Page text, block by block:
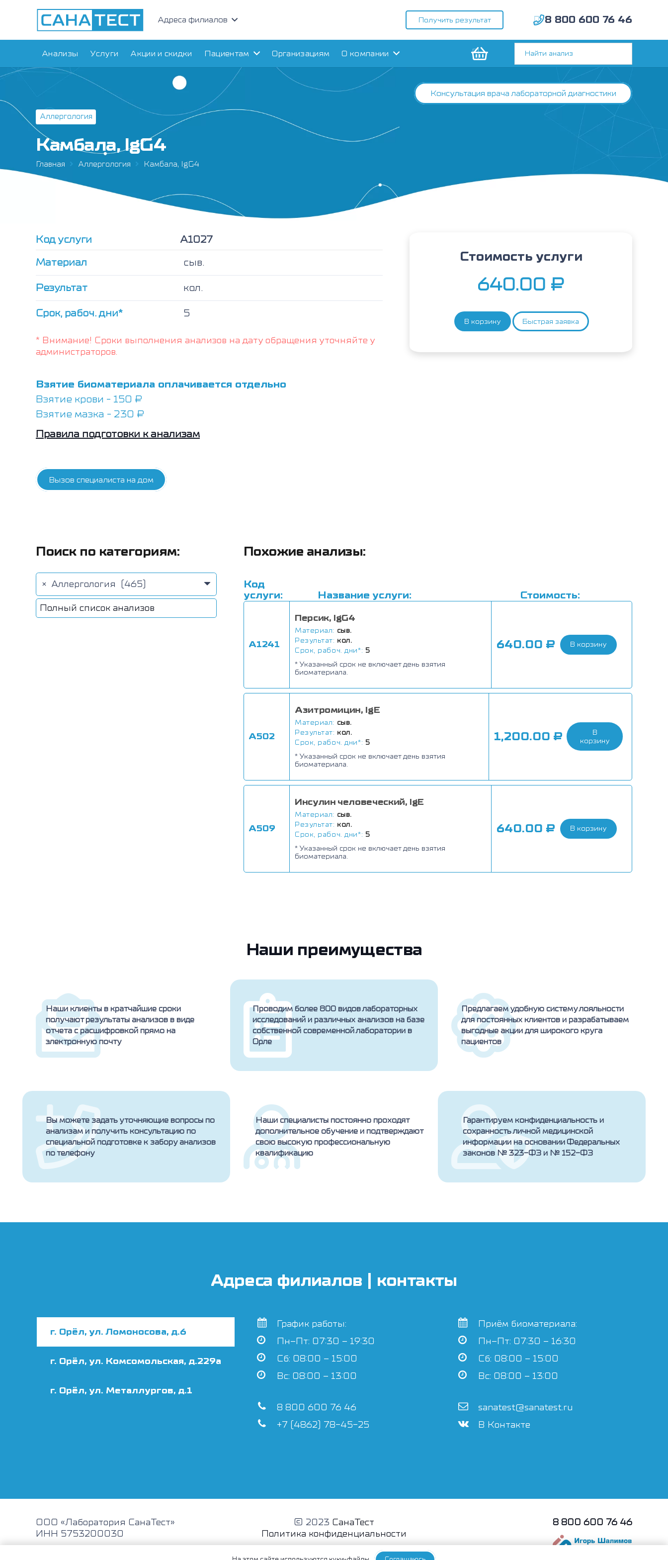
Адреса филиалов Получить результат 8 800 600 76 46
Анализы Услуги Акции и скидки Пациентам Организациям О компании
Консультация врача лабораторной диагностики
Аллергология
Камбала, IgG4
Главная Аллергология Камбала, IgG4
Код услуги
А1027
Материал
сыв.
Результат кол.
Срок, рабоч. дни* 5
* Внимание! Сроки выполнения анализов на дату обращения уточняйте у
администраторов.
Взятие биоматериала оплачивается отдельно
Взятие крови - 150 ₽
Взятие мазка - 230 ₽
Правила подготовки к анализам
Вызов специалиста на дом
Стоимость услуги
640.00 ₽
Количество
Камбала,
В корзину Быстрая заявка
Поиск по категориям:
× Аллергология (465)
Полный список анализов
Похожие анализы:
Код
услуги:
Название услуги: Стоимость:
А1241
Персик, IgG4
Материал: сыв.
Результат: кол.
Срок, рабоч. дни*: 5
* Указанный срок не включает день взятия
биоматериала.
640.00 ₽ В корзину
А502
Азитромицин, IgE
Материал: сыв.
Результат: кол.
Срок, рабоч. дни*: 5
* Указанный срок не включает день взятия
биоматериала.
1,200.00 ₽
В
корзину
А509
Инсулин человеческий, IgE
Материал: сыв.
Результат: кол.
Срок, рабоч. дни*: 5
* Указанный срок не включает день взятия
биоматериала.
640.00 ₽ В корзину
Наши преимущества
Наши клиенты в кратчайшие сроки
получают результаты анализов в виде
отчета с расшифровкой прямо на
электронную почту
Проводим более 800 видов лабораторных
исследований и различных анализов на базе
собственной современной лаборатории в
Орле
Предлагаем удобную систему лояльности
для постоянных клиентов и разрабатываем
выгодные акции для широкого круга
пациентов
Вы можете задать уточняющие вопросы по
анализам и получить консультацию по
специальной подготовке к забору анализов
по телефону
Наши специалисты постоянно проходят
дополнительное обучение и подтверждают
свою высокую профессиональную
квалификацию
Гарантируем конфиденциальность и
сохранность личной медицинской
информации на основании Федеральных
законов № 323-ФЗ и № 152-ФЗ
Адреса филиалов | контакты
г. Орёл, ул. Ломоносова, д.6
г. Орёл, ул. Комсомольская, д.229а
г. Орёл, ул. Металлургов, д.1
График работы:
Пн–Пт: 07:30 – 19:30
Сб: 08:00 – 15:00
Вс: 08:00 – 13:00
8 800 600 76 46
+7 (4862) 78-45-25
Приём биоматериала:
Пн–Пт: 07:30 – 16:30
Сб: 08:00 – 15:00
Вс: 08:00 – 13:00
sanatest@sanatest.ru
В Контакте
ООО «Лаборатория СанаТест»
ИНН 5753200030
© 2023 СанаТест
Политика конфиденциальности
8 800 600 76 46